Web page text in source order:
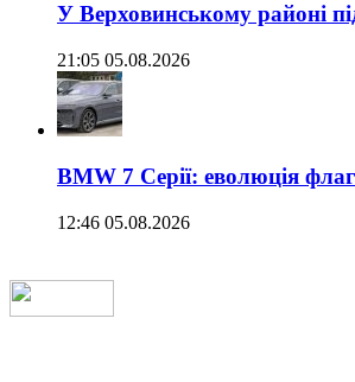
У Верховинському районі
21:05 05.08.2026
BMW 7 Серії: еволюція
12:46 05.08.2026